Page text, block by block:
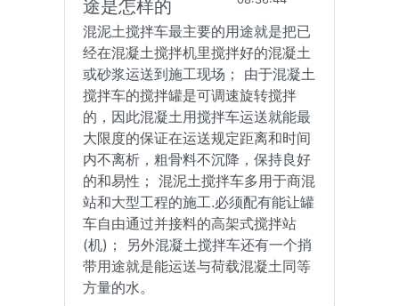
途是怎样的
混泥土搅拌车最主要的用途就是把已
经在混凝土搅拌机里搅拌好的混凝土
或砂浆运送到施工现场； 由于混凝土
搅拌车的搅拌罐是可调速旋转搅拌
的，因此混凝土用搅拌车运送就能最
大限度的保证在运送规定距离和时间
内不离析，粗骨料不沉降，保持良好
的和易性； 混泥土搅拌车多用于商混
站和大型工程的施工.必须配有能让罐
车自由通过并接料的高架式搅拌站
(机)； 另外混凝土搅拌车还有一个捎
带用途就是能运送与荷载混凝土同等
方量的水。